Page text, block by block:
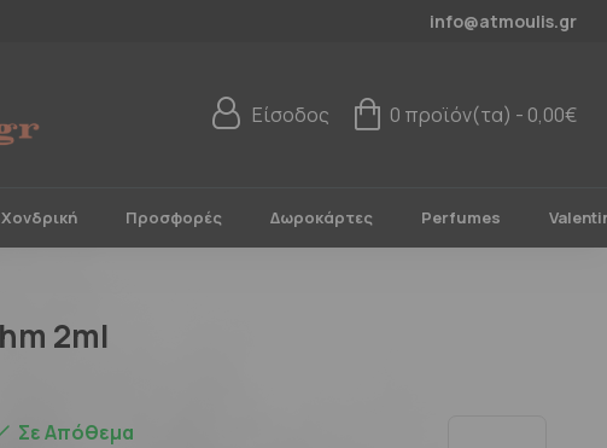
info@atmoulis.gr
Είσοδος 0 προϊόν(τα) - 0,00€
Χονδρική Προσφορές Δωροκάρτες Perfumes
2ml
Σε Απόθεμα